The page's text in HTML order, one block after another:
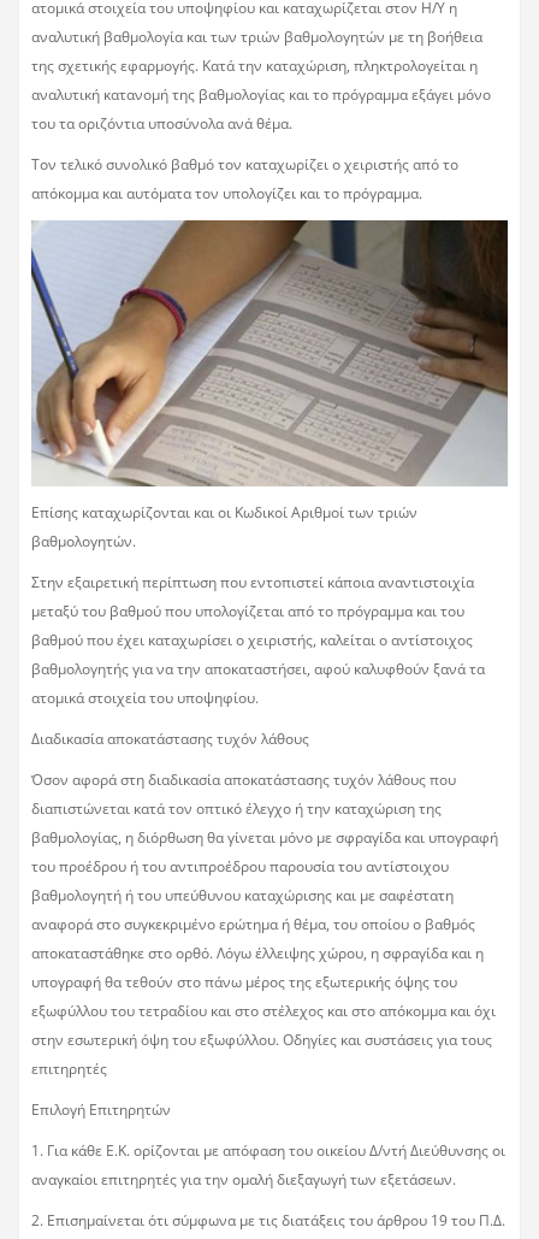
ατομικά στοιχεία του υποψηφίου και καταχωρίζεται στον Η/Υ η
αναλυτική βαθμολογία και των τριών βαθμολογητών με τη βοήθεια
της σχετικής εφαρμογής. Κατά την καταχώριση, πληκτρολογείται η
αναλυτική κατανομή της βαθμολογίας και το πρόγραμμα εξάγει μόνο
του τα οριζόντια υποσύνολα ανά θέμα.
Τον τελικό συνολικό βαθμό τον καταχωρίζει ο χειριστής από το
απόκομμα και αυτόματα τον υπολογίζει και το πρόγραμμα.
Επίσης καταχωρίζονται και οι Κωδικοί Αριθμοί των τριών
βαθμολογητών.
Στην εξαιρετική περίπτωση που εντοπιστεί κάποια αναντιστοιχία
μεταξύ του βαθμού που υπολογίζεται από το πρόγραμμα και του
βαθμού που έχει καταχωρίσει ο χειριστής, καλείται ο αντίστοιχος
βαθμολογητής για να την αποκαταστήσει, αφού καλυφθούν ξανά τα
ατομικά στοιχεία του υποψηφίου.
Διαδικασία αποκατάστασης τυχόν λάθους
Όσον αφορά στη διαδικασία αποκατάστασης τυχόν λάθους που
διαπιστώνεται κατά τον οπτικό έλεγχο ή την καταχώριση της
βαθμολογίας, η διόρθωση θα γίνεται μόνο με σφραγίδα και υπογραφή
του προέδρου ή του αντιπροέδρου παρουσία του αντίστοιχου
βαθμολογητή ή του υπεύθυνου καταχώρισης και με σαφέστατη
αναφορά στο συγκεκριμένο ερώτημα ή θέμα, του οποίου ο βαθμός
αποκαταστάθηκε στο ορθό. Λόγω έλλειψης χώρου, η σφραγίδα και η
υπογραφή θα τεθούν στο πάνω μέρος της εξωτερικής όψης του
εξωφύλλου του τετραδίου και στο στέλεχος και στο απόκομμα και όχι
στην εσωτερική όψη του εξωφύλλου. Οδηγίες και συστάσεις για τους
επιτηρητές
Επιλογή Επιτηρητών
1. Για κάθε Ε.Κ. ορίζονται με απόφαση του οικείου Δ/ντή Διεύθυνσης οι
αναγκαίοι επιτηρητές για την ομαλή διεξαγωγή των εξετάσεων.
2. Επισημαίνεται ότι σύμφωνα με τις διατάξεις του άρθρου 19 του Π.Δ.